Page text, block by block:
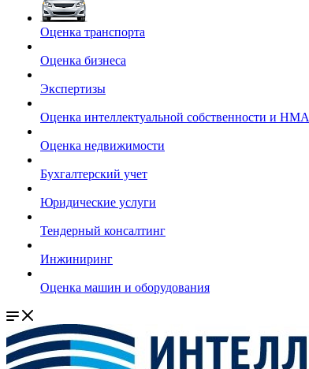
Оценка транcпорта
Оценка бизнеса
Экспертизы
Оценка интеллектуальной собственности и НМА
Оценка недвижимости
Бухгалтерский учет
Юридические услуги
Тендерный консалтинг
Инжиниринг
Оценка машин и оборудования